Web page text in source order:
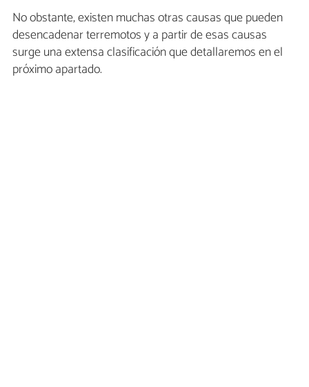
No obstante, existen muchas otras causas que pueden
desencadenar terremotos y a partir de esas causas
surge una extensa clasificación que detallaremos en el
próximo apartado.